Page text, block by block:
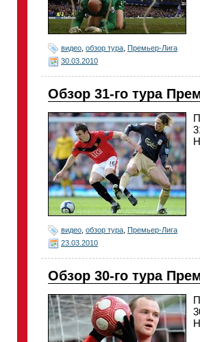
видео обзор тура Премьер-Лига
30.03.2010
Обзор 31-го тура
видео обзор тура Премьер-Лига
23.03.2010
Обзор 30-го тура